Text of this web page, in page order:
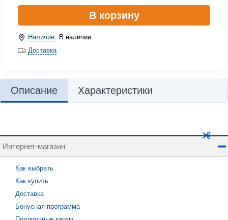
В корзину
Наличие: В наличии
Доставка
Описание Характеристики
Интернет-магазин
Как выбрать
Как купить
Доставка
Бонусная программа